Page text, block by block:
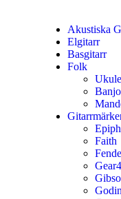
Akustiska
Elgitarr
Basgitarr
Folk
Banjo
Faith
Godin